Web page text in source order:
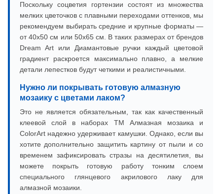
Поскольку соцветия гортензии состоят из множества
мелких цветочков с плавными переходами оттенков, мы
рекомендуем выбирать средние и крупные форматы —
от 40х50 см или 50х65 см. В таких размерах от брендов
Dream Art или Диамантовые ручки каждый цветовой
градиент раскроется максимально плавно, а мелкие
детали лепестков будут четкими и реалистичными.
Нужно ли покрывать готовую алмазную
мозаику с цветами лаком?
Это не является обязательным, так как качественный
клеевой слой в наборах ТМ Алмазная мозаика и
ColorArt надежно удерживает камушки. Однако, если вы
хотите дополнительно защитить картину от пыли и со
временем зафиксировать стразы на десятилетия, вы
можете покрыть готовую работу тонким слоем
специального глянцевого акрилового лаку для
алмазной мозаики.